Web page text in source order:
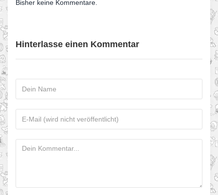
Bisher keine Kommentare.
Hinterlasse einen Kommentar